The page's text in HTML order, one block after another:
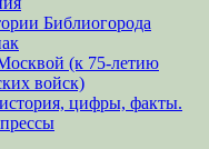
Библиогорода
(к 75-летию
войск)
цифры, факты.